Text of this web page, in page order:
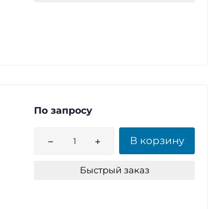
По запросу
В корзину
Быстрый заказ